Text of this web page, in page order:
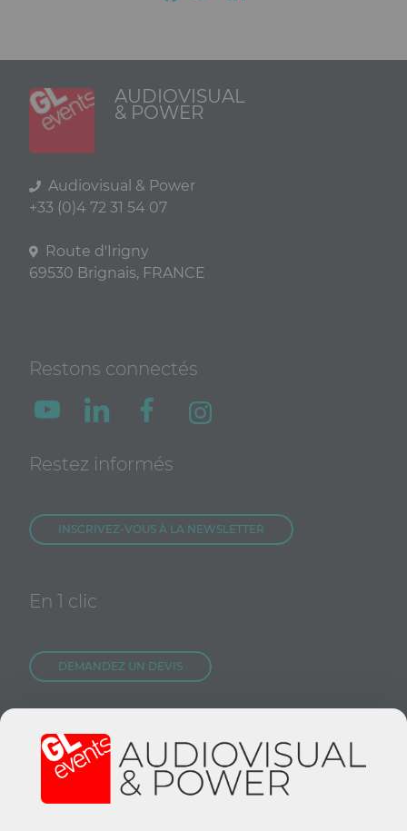
AUDIOVISUAL
& POWER
Audiovisual & Power
+33 (0)4 72 31 54 07
Route d'Irigny
69530 Brignais, FRANCE
Restons connectés
Restez informés
INSCRIVEZ-VOUS À LA NEWSLETTER
En 1 clic
DEMANDEZ UN DEVIS
NOUS REJOINDRE
CONTACTEZ-NOUS